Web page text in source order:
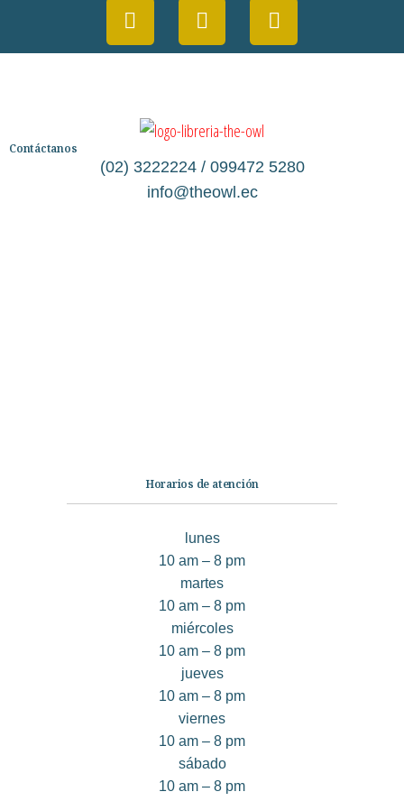
Contáctanos
(02) 3222224 / 099472 5280
info@theowl.ec
Horarios de atención
lunes
10 am – 8 pm
martes
10 am – 8 pm
miércoles
10 am – 8 pm
jueves
10 am – 8 pm
viernes
10 am – 8 pm
sábado
10 am – 8 pm